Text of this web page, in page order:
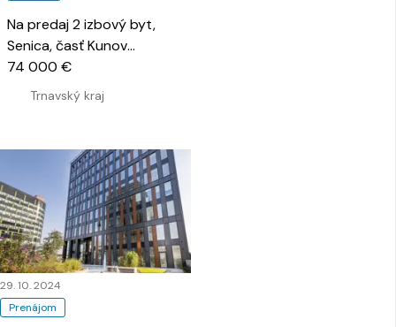
Na predaj 2 izbový byt,
Senica, časť Kunov…
Trnavský kraj
74 000 €
Prenájom
29. 10. 2024